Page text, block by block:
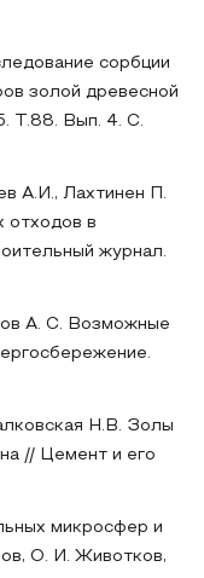
сорбции
золой древесной
Т.88. Вып. 4. С.
А.И., Лахтинен П.
отходов в
журнал.
А. С. Возможные
Н.В. Золы
// Цемент и его
микросфер и
О. И. Животков,